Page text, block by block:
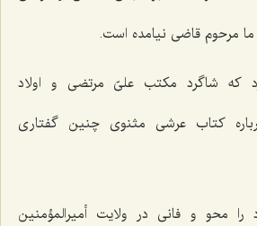
مرحوم قاضى نيامده است.
كه شاگرد مكتب علىّ مرتضى و اولاد
كتاب عرشى مثنوى چنين گفتارى
را محو و فانى در ولايت أميرالمؤمنين